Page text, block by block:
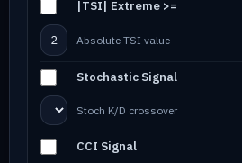
|TSI| Extreme >=
Absolute TSI value
Stochastic Signal
Stoch K/D crossover
CCI Signal